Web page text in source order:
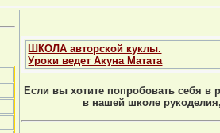
ШКОЛА авторской куклы.
Уроки ведет Акуна Матата
Если вы хотите попробовать себя в
в нашей школе